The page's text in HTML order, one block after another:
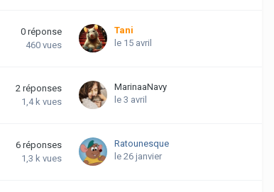
0 réponse
460 vues
Tani
le 15 avril
2 réponses
1,4 k vues
MarinaaNavy
le 3 avril
6 réponses
1,3 k vues
Ratounesque
le 26 janvier